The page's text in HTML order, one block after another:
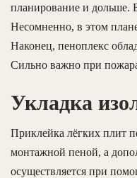
планирование и дольше.
Несомненно, в этом
Наконец, пеноплекс
Сильно важно при
Укладка
Приклейка лёгких плит
монтажной пеной, а
осуществляется при